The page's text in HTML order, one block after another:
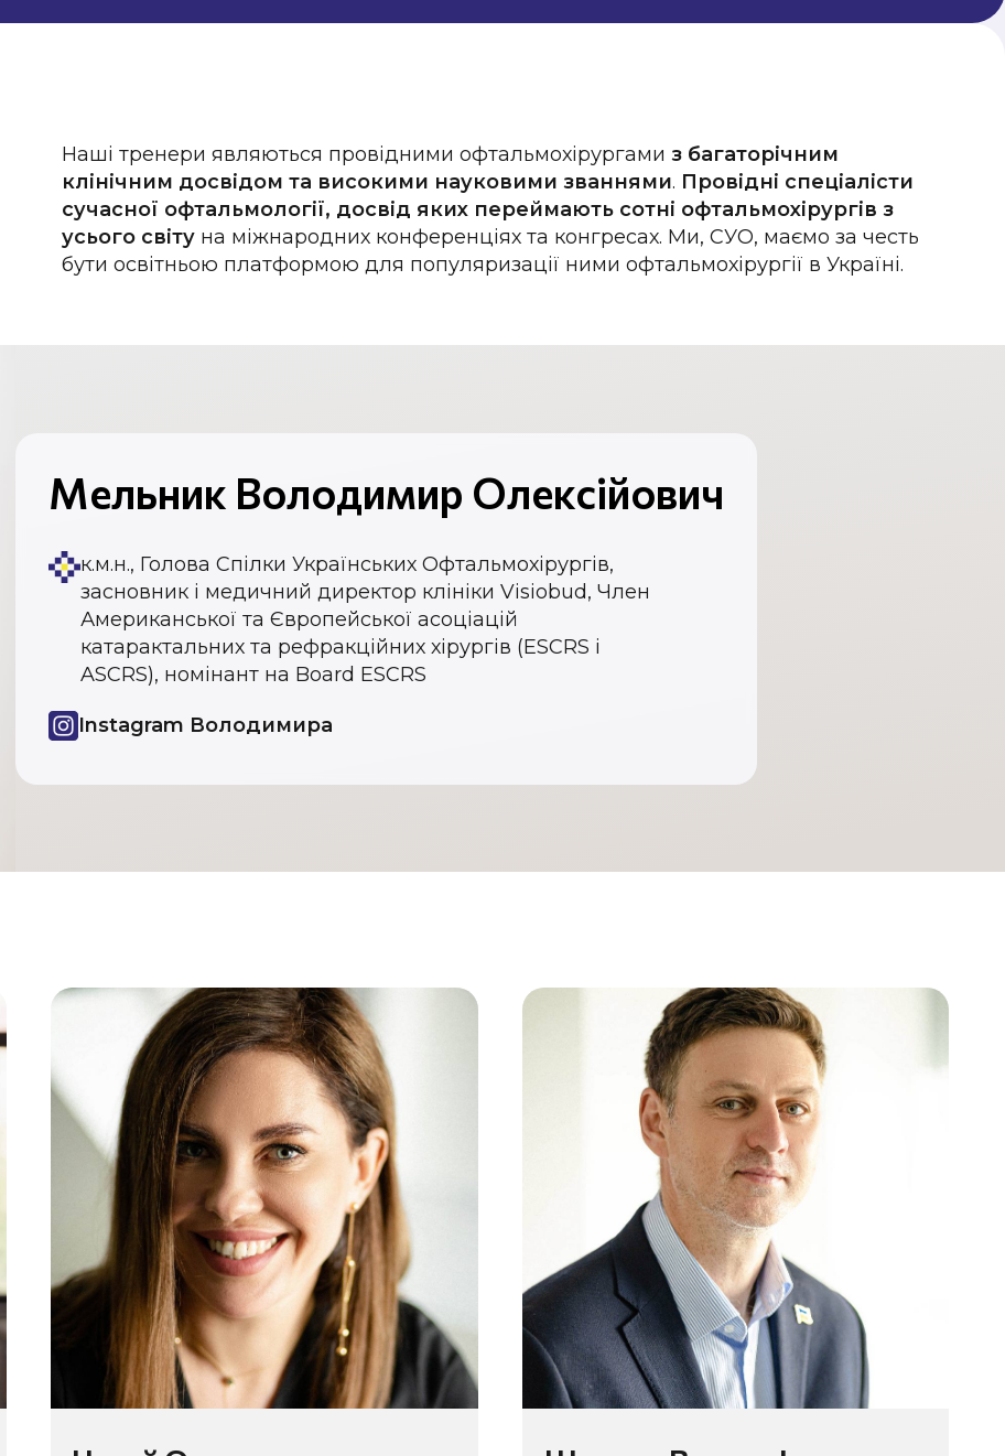
Наші тренери являються провідними офтальмохірургами з багаторічним
клінічним досвідом та високими науковими званнями. Провідні спеціалісти
сучасної офтальмології, досвід яких переймають сотні офтальмохірургів з
усього світу на міжнародних конференціях та конгресах. Ми, СУО, маємо за честь
бути освітньою платформою для популяризації ними офтальмохірургії в Україні.
Мельник Володимир Олексійович
к.м.н., Голова Спілки Українських Офтальмохірургів,
засновник і медичний директор клініки Visiobud, Член
Американської та Європейської асоціацій
катарактальних та рефракційних хірургів (ESCRS і
ASCRS), номінант на Board ESCRS
Instagram Володимира